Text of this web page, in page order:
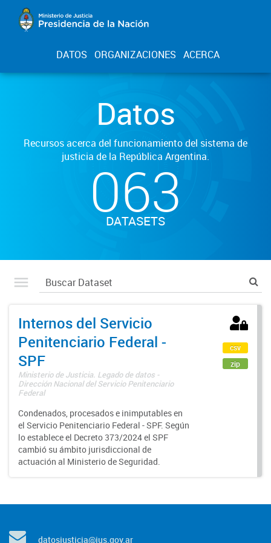
DATOS ORGANIZACIONES ACERCA
Datos
Recursos acerca del funcionamiento del sistema de
justicia de la República Argentina.
063
DATASETS
Internos del Servicio
Penitenciario Federal -
SPF
Ministerio de Justicia. Legado de datos -
Dirección Nacional del Servicio Penitenciario
Federal
Condenados, procesados e inimputables en
el Servicio Penitenciario Federal - SPF. Según
lo establece el Decreto 373/2024 el SPF
cambió su ámbito jurisdiccional de
actuación al Ministerio de Seguridad.
csv
zip
datosjusticia@jus.gov.ar